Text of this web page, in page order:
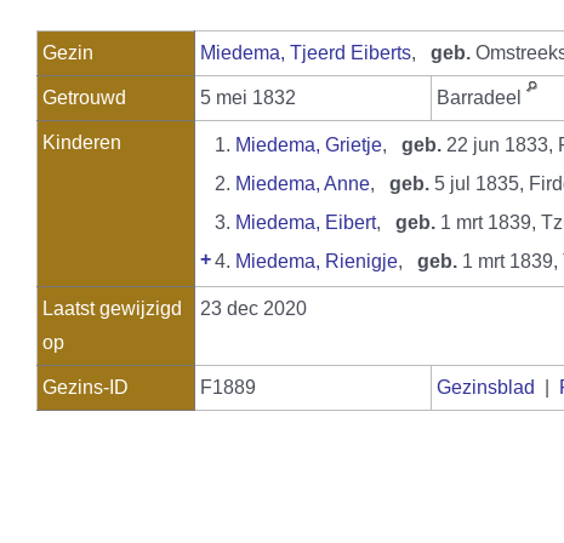
Gezin Miedema, Tjeerd Eiberts, geb.
Getrouwd 5 mei 1832 Barradeel
Kinderen 1. Miedema, Grietje, geb. 22 jun 1833,
2. Miedema, Anne, geb. 5 jul 1835,
3. Miedema, Eibert, geb. 1 mrt 1839,
+4. Miedema, Rienigje, geb. 1 mrt
Laatst gewijzigd
op
23 dec 2020
Gezins-ID F1889 Gezinsblad